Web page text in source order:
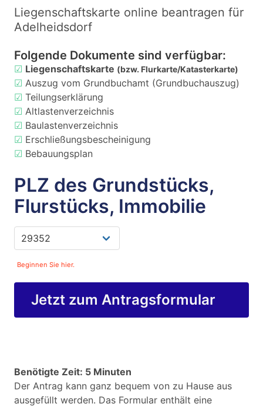
Liegenschaftskarte online beantragen für
Adelheidsdorf
Folgende Dokumente sind verfügbar:
☑ Liegenschaftskarte (bzw. Flurkarte/Katasterkarte)
☑ Auszug vom Grundbuchamt (Grundbuchauszug)
☑ Teilungserklärung
☑ Altlastenverzeichnis
☑ Baulastenverzeichnis
☑ Erschließungsbescheinigung
☑ Bebauungsplan
PLZ des Grundstücks,
Flurstücks, Immobilie
Beginnen Sie hier.
Jetzt zum Antragsformular
Benötigte Zeit: 5 Minuten
Der Antrag kann ganz bequem von zu Hause aus
ausgefüllt werden. Das Formular enthält eine